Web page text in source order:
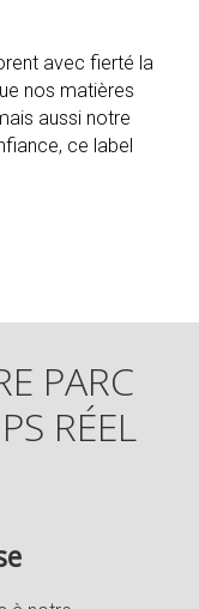
avec fierté la
nos matières
aussi notre
ce label
PARC
RÉEL